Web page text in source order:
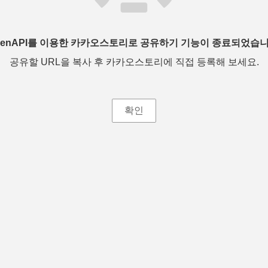
를 이용한 카카오스토리로 공유하기 기능이 종료되었습
공유할 URL을 복사 후 카카오스토리에 직접 등록해 보세요.
확인